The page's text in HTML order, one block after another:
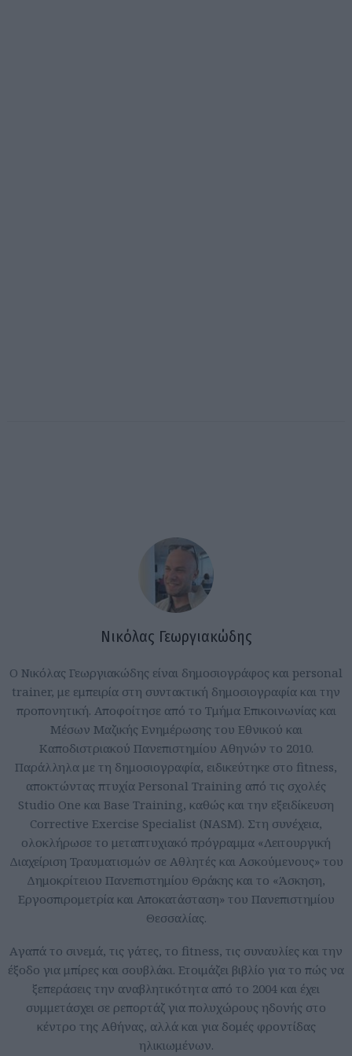
Νικόλας Γεωργιακώδης
Ο Νικόλας Γεωργιακώδης είναι δημοσιογράφος και personal
trainer, με εμπειρία στη συντακτική δημοσιογραφία και την
προπονητική. Αποφοίτησε από το Τμήμα Επικοινωνίας και
Μέσων Μαζικής Ενημέρωσης του Εθνικού και
Καποδιστριακού Πανεπιστημίου Αθηνών το 2010.
Παράλληλα με τη δημοσιογραφία, ειδικεύτηκε στο fitness,
αποκτώντας πτυχία Personal Training από τις σχολές
Studio One και Base Training, καθώς και την εξειδίκευση
Corrective Exercise Specialist (NASM). Στη συνέχεια,
ολοκλήρωσε το μεταπτυχιακό πρόγραμμα «Λειτουργική
Διαχείριση Τραυματισμών σε Αθλητές και Ασκούμενους» του
Δημοκρίτειου Πανεπιστημίου Θράκης και το «Άσκηση,
Εργοσπιρομετρία και Αποκατάσταση» του Πανεπιστημίου
Θεσσαλίας.
Aγαπά το σινεμά, τις γάτες, το fitness, τις συναυλίες και την
έξοδο για μπίρες και σουβλάκι. Ετοιμάζει βιβλίο για το πώς να
ξεπεράσεις την αναβλητικότητα από το 2004 και έχει
συμμετάσχει σε ρεπορτάζ για πολυχώρους ηδονής στο
κέντρο της Αθήνας, αλλά και για δομές φροντίδας
ηλικιωμένων.